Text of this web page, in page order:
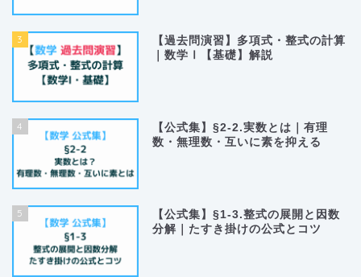
3
【過去問演習】多項式・整式の計算
｜数学Ⅰ【基礎】解説
4
【公式集】§2-2.実数とは｜有理
数・無理数・互いに素を抑える
5
【公式集】§1-3.整式の展開と因数
分解｜たすき掛けの公式とコツ